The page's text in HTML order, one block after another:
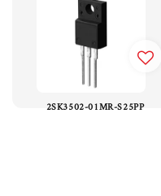
2SK3502-01MR-S25PP